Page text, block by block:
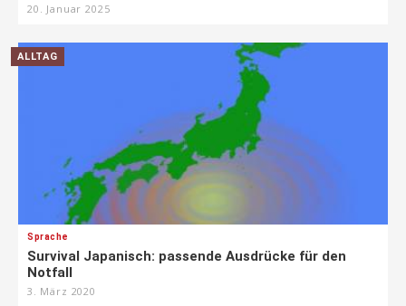
20. Januar 2025
ALLTAG
Sprache
Survival Japanisch: passende Ausdrücke für den
Notfall
3. März 2020